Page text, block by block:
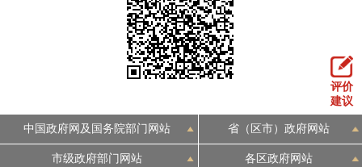
评价
建议
中国政府网及国务院部门网站 省（区市）政府网站
市级政府部门网站 各区政府网站